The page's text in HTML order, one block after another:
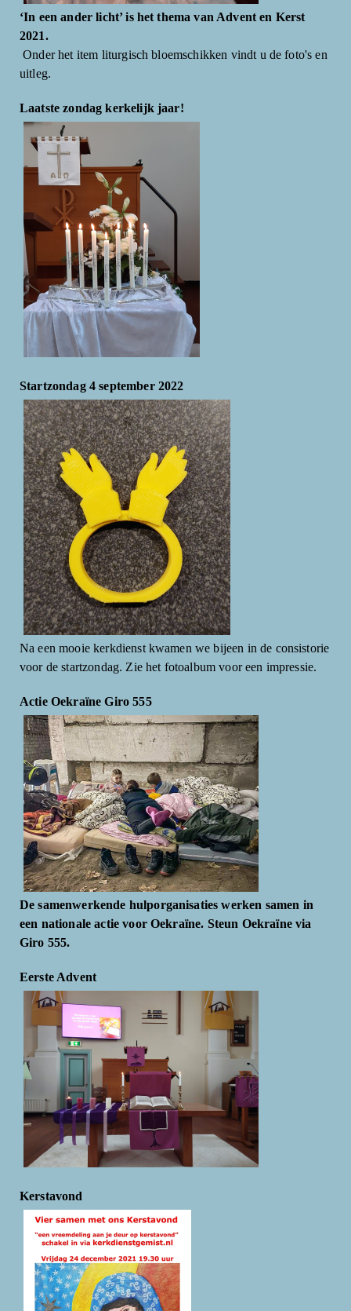
‘In een ander licht’ is het thema van Advent en Kerst
2021.
Onder het item liturgisch bloemschikken vindt u de foto's en
uitleg.
Laatste zondag kerkelijk jaar!
Startzondag 4 september 2022
Na een mooie kerkdienst kwamen we bijeen in de consistorie
voor de startzondag. Zie het fotoalbum voor een impressie.
Actie Oekraïne Giro 555
De samenwerkende hulporganisaties werken samen in
een nationale actie voor Oekraïne. Steun Oekraïne via
Giro 555.
Eerste Advent
Kerstavond